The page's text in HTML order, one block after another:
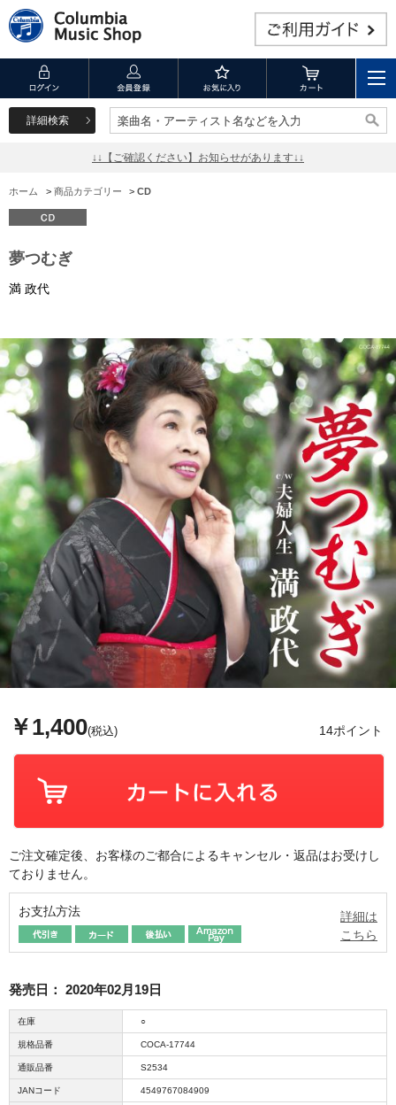
詳細検索 楽曲名・アーティスト名などを入力
楽曲名・アーティスト名などを入力
↓↓【ご確認ください】お知らせがあります↓↓
ホーム > 商品カテゴリー > CD
夢つむぎ
満 政代
￥1,400(税込) 14ポイント
ご注文確定後、お客様のご都合によるキャンセル・返品はお受けし
ておりません。
お支払方法
詳細は
こちら
発売日： 2020年02月19日
在庫 ○
規格品番 COCA-17744
通販品番 S2534
JANコード 4549767084909